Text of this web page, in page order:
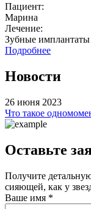
Пациент:
Марина
Лечение:
Зубные имплантаты
Подробнее
Новости
26 июня 2023
Что такое
Оставьте
Получите
сияющей, как у
Ваше имя *